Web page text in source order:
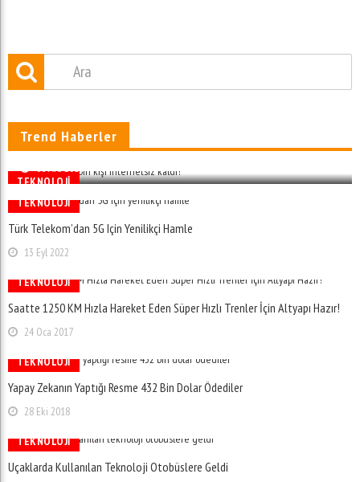
Trend Haberler
TEKNOLOJI
Türkiye’de 87 Bin Kişi Internetsiz Kaldı!
06 Ara 2016
TEKNOLOJI
Türk Telekom’dan 5G Için Yenilikçi Hamle
13 Eyl 2022
TEKNOLOJI
Saatte 1250 KM Hızla Hareket Eden Süper Hızlı Trenler İçin Altyapı Hazır!
24 Oca 2017
TEKNOLOJI
Yapay Zekanın Yaptığı Resme 432 Bin Dolar Ödediler
28 Eki 2018
TEKNOLOJI
Uçaklarda Kullanılan Teknoloji Otobüslere Geldi